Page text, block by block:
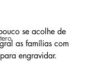
se acolhe de
as famílias com
engravidar.